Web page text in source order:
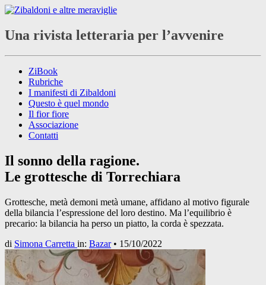
Una rivista letteraria per l’avvenire
ZiBook
Rubriche
I manifesti di Zibaldoni
Questo è quel mondo
Il fior fiore
Associazione
Contatti
Il sonno della ragione.
Le grottesche di Torrechiara
Grottesche, metà demoni metà umane, affidano al motivo figurale
della bilancia l’espressione del loro destino. Ma l’equilibrio è
precario: la bilancia ha perso un piatto, la corda è spezzata.
di Simona Carretta in: Bazar• 15/10/2022